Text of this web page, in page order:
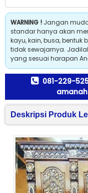
WARNING ! Jangan
standar hanya akan
kayu, kain, busa,
tidak sewajarnya.
yang sesuai harapan
081-229-
Deskripsi Produk